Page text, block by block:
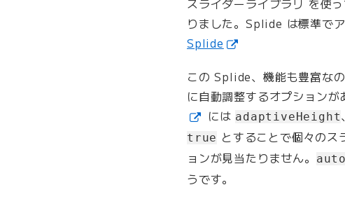
ス
ワ
ー
保
護
付
き
の
メ
ー
スライダーライブラリ を使
りました。Splide は標準で
Splide
この Splide、機能も豊富な
に自動調整するオプション
には adaptiveHeight
true とすることで個々の
ョンが見当たりません。
うです。